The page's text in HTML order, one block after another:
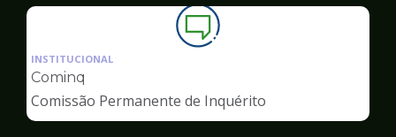
Ilustração
da
de
Ouvidoria
INSTITUCIONAL
Cominq
Comissão Permanente de Inquérito